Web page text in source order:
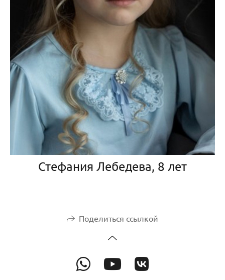
Стефания Лебедева, 8 лет
Поделиться ссылкой